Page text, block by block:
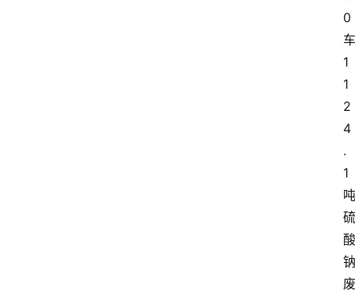
0
车
1
1
2
4
.
1
吨
硫
酸
钠
废